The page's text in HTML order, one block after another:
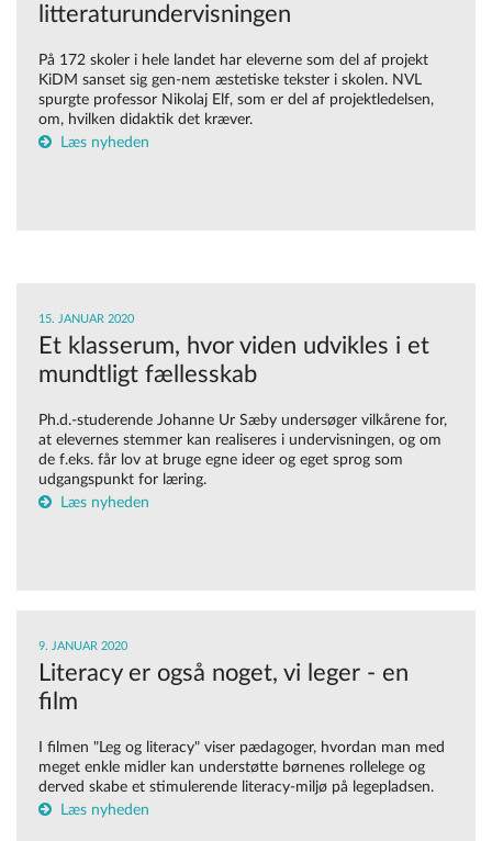
litteraturundervisningen
På 172 skoler i hele landet har eleverne som del af projekt
KiDM sanset sig gen-nem æstetiske tekster i skolen. NVL
spurgte professor Nikolaj Elf, som er del af projektledelsen,
om, hvilken didaktik det kræver.
Læs nyheden
15. JANUAR 2020
Et klasserum, hvor viden udvikles i et
mundtligt fællesskab
Ph.d.-studerende Johanne Ur Sæby undersøger vilkårene for,
at elevernes stemmer kan realiseres i undervisningen, og om
de f.eks. får lov at bruge egne ideer og eget sprog som
udgangspunkt for læring.
Læs nyheden
9. JANUAR 2020
Literacy er også noget, vi leger - en
film
I filmen "Leg og literacy" viser pædagoger, hvordan man med
meget enkle midler kan understøtte børnenes rollelege og
derved skabe et stimulerende literacy-miljø på legepladsen.
Læs nyheden